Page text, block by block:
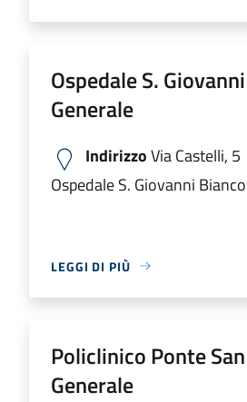
Ospedale S.
Generale
IndirizzoVia Castelli, 5
Ospedale S. Giovanni
LEGGI DI PIÙ
Policlinico Ponte
Generale